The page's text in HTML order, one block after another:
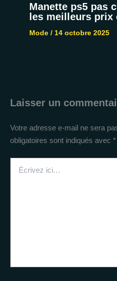
Manette ps5 pas
les meilleurs prix
Mode/ 14 octobre 2025
Laisser un
Votre adresse e-mail ne sera
obligatoires sont indiqués avec *
ici…